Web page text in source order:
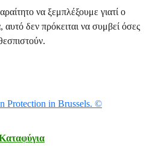
να ξεμπλέξουμε γιατί ο
αυτό δεν πρόκειται να συμβεί όσες